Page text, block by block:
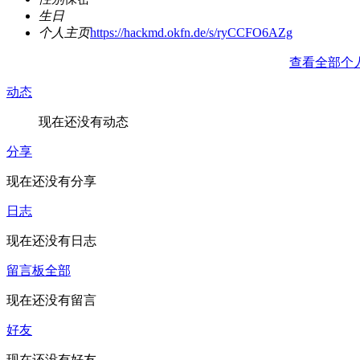
生日
个人主页https://hackmd.okfn.de/s/ryCCFO6AZg
查看全部个
动态
现在还没有动态
分享
现在还没有分享
日志
现在还没有日志
留言板全部
现在还没有留言
好友